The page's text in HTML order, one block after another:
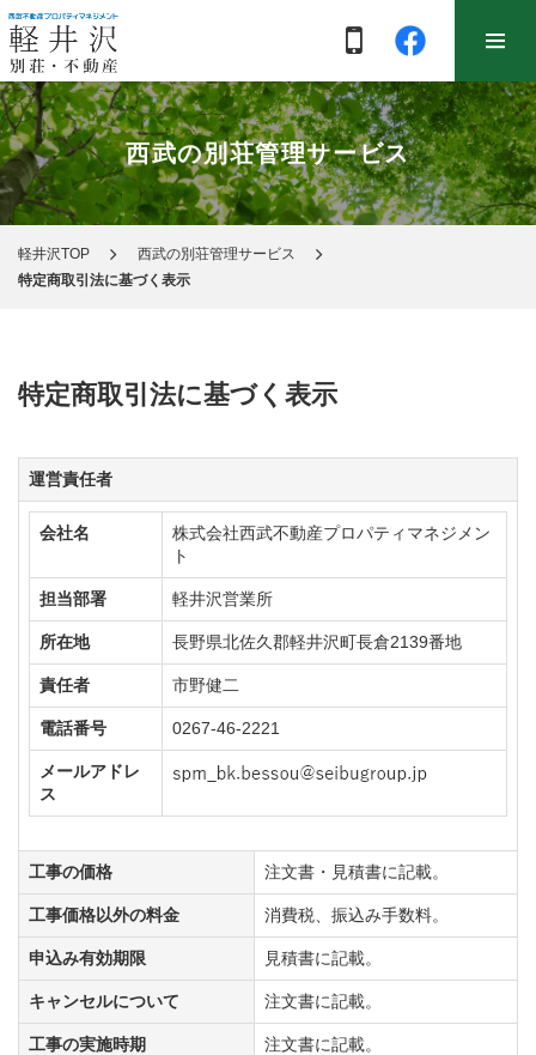
西武の別荘管理サービス
軽井沢TOP
西武の別荘管理サービス
特定商取引法に基づく表示
特定商取引法に基づく表示
運営責任者
会社名
株式会社西武不動産プロパティマネジメン
ト
担当部署 軽井沢営業所
所在地 長野県北佐久郡軽井沢町長倉2139番地
責任者 市野健二
電話番号 0267-46-2221
メールアドレ
ス
工事の価格 注文書・見積書に記載。
工事価格以外の料金 消費税、振込み手数料。
申込み有効期限 見積書に記載。
キャンセルについて 注文書に記載。
工事の実施時期 注文書に記載。